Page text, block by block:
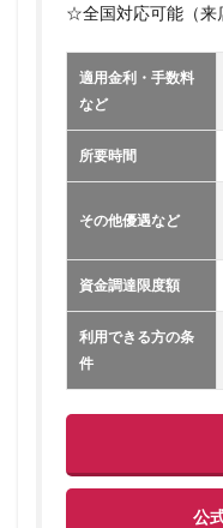
☆全国対応可能（来
適用金利・手数料
など
所要時間
その他優遇など
資金調達限度額
利用できる方の条
件
公